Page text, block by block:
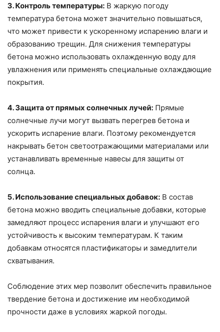
3. Контроль температуры: В жаркую погоду
температура бетона может значительно повышаться,
что может привести к ускоренному испарению влаги и
образованию трещин. Для снижения температуры
бетона можно использовать охлажденную воду для
увлажнения или применять специальные охлаждающие
покрытия.
4. Защита от прямых солнечных лучей: Прямые
солнечные лучи могут вызвать перегрев бетона и
ускорить испарение влаги. Поэтому рекомендуется
накрывать бетон светоотражающими материалами или
устанавливать временные навесы для защиты от
солнца.
5. Использование специальных добавок: В состав
бетона можно вводить специальные добавки, которые
замедляют процесс испарения влаги и улучшают его
устойчивость к высоким температурам. К таким
добавкам относятся пластификаторы и замедлители
схватывания.
Соблюдение этих мер позволит обеспечить правильное
твердение бетона и достижение им необходимой
прочности даже в условиях жаркой погоды.